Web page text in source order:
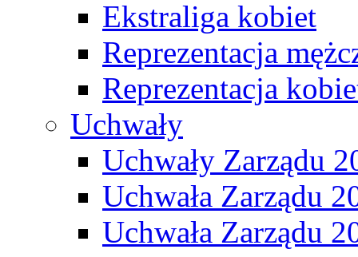
Ekstraliga kobiet
Reprezentacja
Reprezentacja
Uchwały
Uchwały Zarządu
Uchwała Zarządu
Uchwała Zarządu